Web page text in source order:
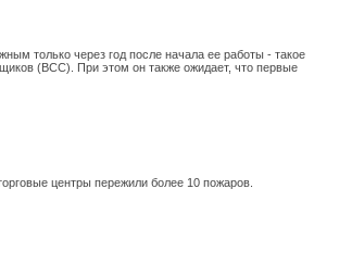
только через год после начала ее работы - такое
(ВСС). При этом он также ожидает, что первые
центры пережили более 10 пожаров.